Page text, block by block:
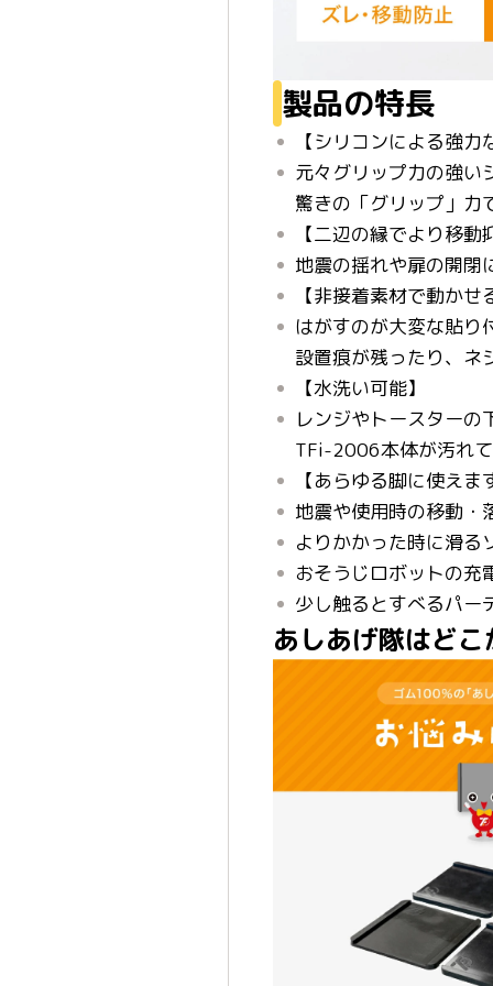
製品の特長
【シリコンによる強力
元々グリップ力の強い
驚きの「グリップ」力
【二辺の縁でより移動
地震の揺れや扉の開閉
【非接着素材で動かせ
はがすのが大変な貼り
設置痕が残ったり、ネ
【水洗い可能】
レンジやトースター
TFi-2006本体が汚れ
【あらゆる脚に使えま
地震や使用時の移動・
よりかかった時に滑る
おそうじロボットの充
少し触るとすべるパー
あしあげ隊はど